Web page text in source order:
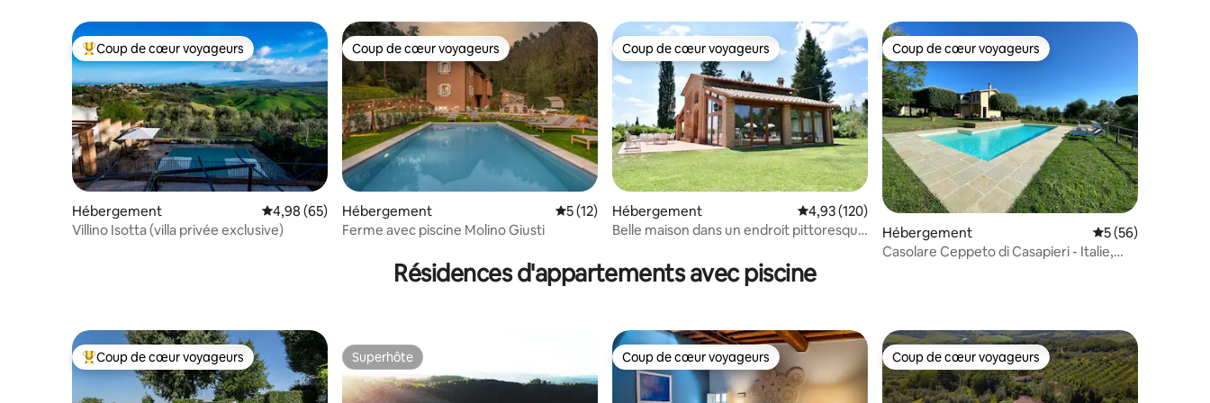
Coups de cœur voyageurs les plus appréciés
Coup de cœur voyageurs
Hébergement Évaluation moyenne sur la base de 65 commentaires : 4,98 sur 5
4,98 (65)
Villino Isotta (villa privée exclusive)
Coup de cœur voyageurs
Coup de cœur voyageurs
Hébergement Évaluation moyenne sur la base de 12 commentaires : 5 sur 5
5 (12)
Ferme avec piscine Molino Giusti
Coup de cœur voyageurs
Coup de cœur voyageurs
Hébergement Évaluation moyenne sur la base de 120 commentaires : 4,93 sur 5
4,93 (120)
Belle maison dans un endroit pittoresque
Coup de cœur voyageurs
Coup de cœur voyageurs
Hébergement Évaluation
5 (56)
Casolare Ceppeto di Casapieri - Italie,
Résidences d'appartements avec piscine
Coups de cœur voyageurs les plus appréciés
Coup de cœur voyageurs Superhôte
Superhôte Coup de cœur voyageurs
Coup de cœur voyageurs Coup de cœur voyageurs
Coup de cœur voyageurs